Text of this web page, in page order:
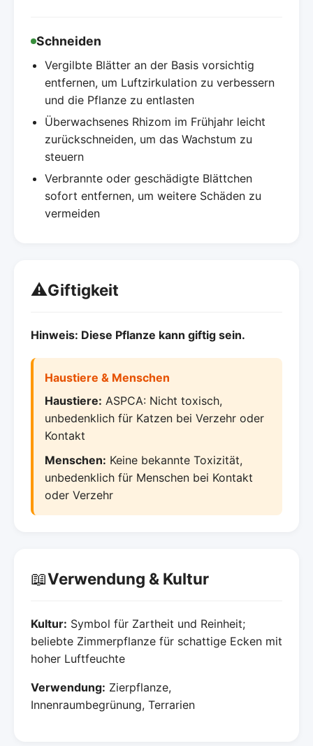
Schneiden
Vergilbte Blätter an der Basis vorsichtig
entfernen, um Luftzirkulation zu verbessern
und die Pflanze zu entlasten
Überwachsenes Rhizom im Frühjahr leicht
zurückschneiden, um das Wachstum zu
steuern
Verbrannte oder geschädigte Blättchen
sofort entfernen, um weitere Schäden zu
vermeiden
⚠️Giftigkeit
Hinweis: Diese Pflanze kann giftig sein.
Haustiere & Menschen
Haustiere: ASPCA: Nicht toxisch,
unbedenklich für Katzen bei Verzehr oder
Kontakt
Menschen: Keine bekannte Toxizität,
unbedenklich für Menschen bei Kontakt
oder Verzehr
📖Verwendung & Kultur
Kultur: Symbol für Zartheit und Reinheit;
beliebte Zimmerpflanze für schattige Ecken mit
hoher Luftfeuchte
Verwendung: Zierpflanze,
Innenraumbegrünung, Terrarien